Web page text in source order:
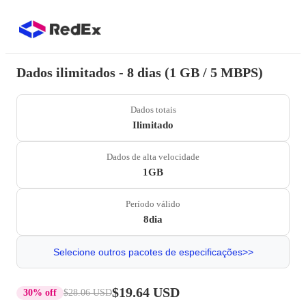
Dados ilimitados - 8 dias (1 GB / 5 MBPS)
Dados totais
Ilimitado
Dados de alta velocidade
1GB
Período válido
8dia
Selecione outros pacotes de especificações>>
30% off $28.06 USD$19.64 USD